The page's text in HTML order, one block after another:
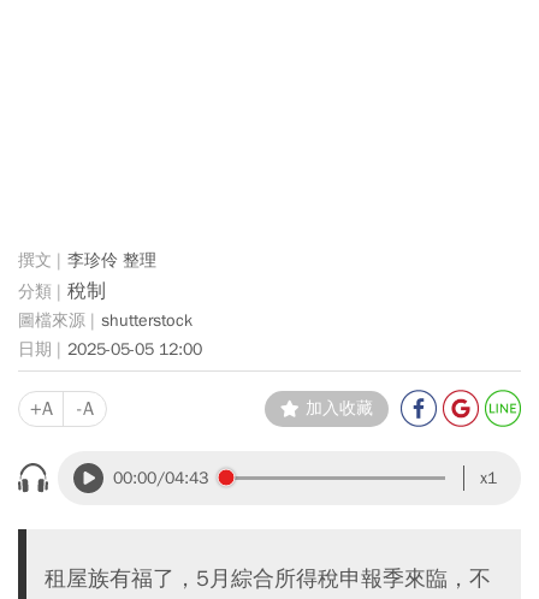
李珍伶 整理
稅制
shutterstock
2025-05-05 12:00
+A -A 加入收藏
00:00/04:43 x1
租屋族有福了，5月綜合所得稅申報季來臨，不